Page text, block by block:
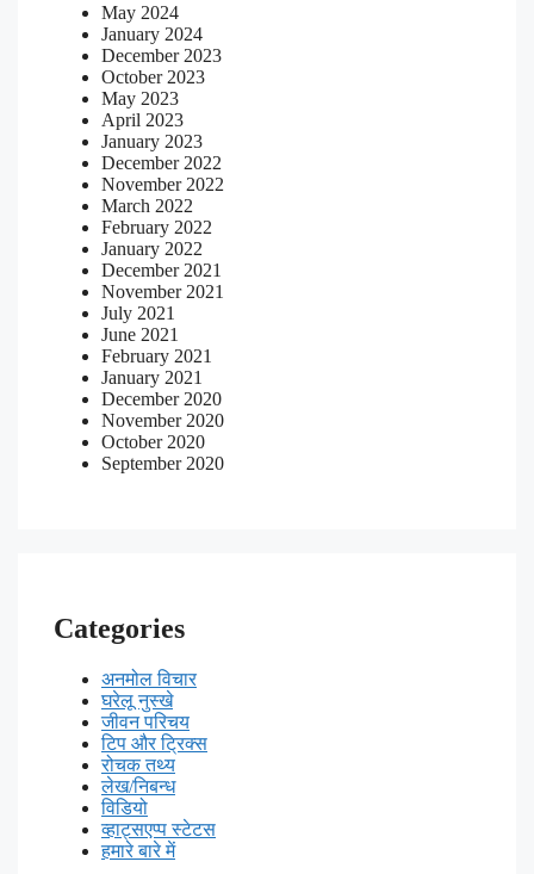
May 2024
January 2024
December 2023
October 2023
May 2023
April 2023
January 2023
December 2022
November 2022
March 2022
February 2022
January 2022
December 2021
November 2021
July 2021
June 2021
February 2021
January 2021
December 2020
November 2020
October 2020
September 2020
Categories
अनमोल विचार
घरेलू नुस्खे
जीवन परिचय
टिप और ट्रिक्स
रोचक तथ्य
लेख/निबन्ध
विडियो
व्हाट्सएप्प स्टेटस
हमारे बारे में